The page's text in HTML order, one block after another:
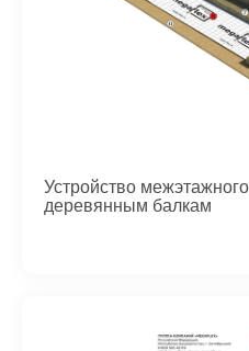
Устройство
деревянным балкам